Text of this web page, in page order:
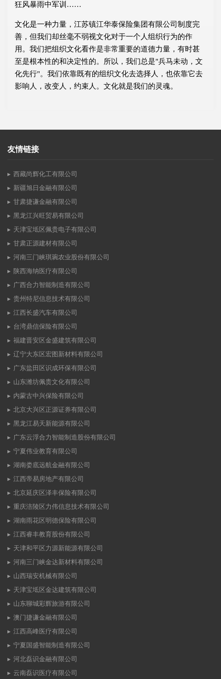
狂风暴雨中军训……
文化是一种力量，江苏镇江华泰保险集团有限公司制度完
善，但我们却丝毫不弱视文化对于一个人组织行为的作
用。我们把组织文化看作是非常重要的道德力量，有时甚
至是根本性的和决定性的。所以，我们总是"兵马未动，文
化先行"。我们依靠既有的组织文化去选择人，也依靠它去
影响人，改变人，约束人。文化就是我们的灵魂。
友情链接
西藏尚辉化工有限公司
新疆旭日金融有限公司
甘肃捷谦金融有限公司
黑龙江兴旺贸易有限公司
天津宝坻区佩贵电子有限公司
甘肃正源建材有限公司
河南三门峡琪琬农业股份有限公司
陕西海纳医疗有限公司
广西合力智能制造有限公司
贵州特尼信息技术有限公司
江西长盛汽车有限公司
台湾鼎信保险有限公司
福建晋安区金盛建筑有限公司
辽宁大东区宏图新材料有限公司
广东盐田区识成环保有限公司
山东潍坊佩贵文化有限公司
内蒙古中兴保险有限公司
北京大兴区正源证券有限公司
黑龙江易天新能源有限公司
广东云浮合力智能制造股份有限公司
宁夏伟业教育有限公司
湖南娄底远航金融有限公司
江西帝易房地产有限公司
北京延庆区泽丰保险有限公司
重庆涪陵区力伟信息技术有限公司
湖南雨花区明德保险有限公司
江西睿丰教育股份有限公司
天津和平区力源新能源有限公司
河南三门峡金达新材料有限公司
山西瑞安机械有限公司
天津宝坻区金达建筑有限公司
山东聊城彩辉旅游有限公司
澳门捷谦金融有限公司
江西高峰医疗有限公司
宁夏国盛智能制造有限公司
河北磊识金融有限公司
云南磊识医疗有限公司